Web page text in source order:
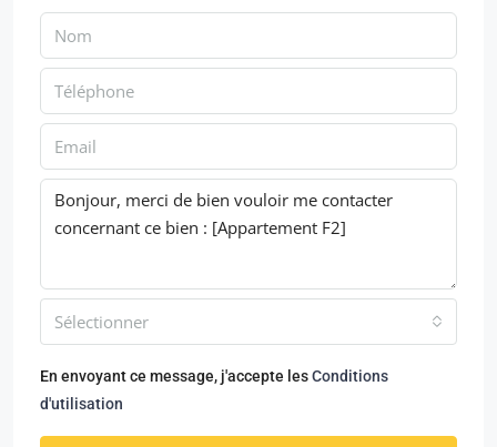
Sélectionner
En envoyant ce message, j'accepte lesConditions
d'utilisation